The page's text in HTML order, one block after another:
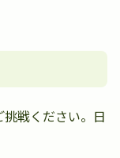
戦ください。日